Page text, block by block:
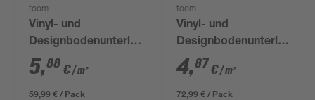
toom
Vinyl- und
Designbodenunterlage
'Aquastop' 1,5 mm,
1,2 x 8,5 m, 10,2 m² +
Tape
5,88 €/ m²
59,99 € / Pack
toom
Vinyl- und
Designbodenunterlage
1 mm, 1,2 x 12,5 m, 15
m²
4,87€/ m²
72,99 € / Pack